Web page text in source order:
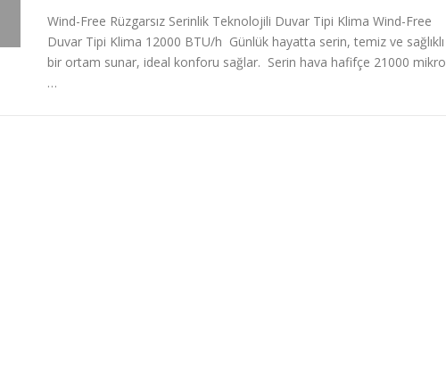
Wind-Free Rüzgarsız Serinlik Teknolojili Duvar Tipi Klima Wind-Free
Duvar Tipi Klima 12000 BTU/h Günlük hayatta serin, temiz ve sağlıklı
bir ortam sunar, ideal konforu sağlar. Serin hava hafifçe 21000 mikro
…